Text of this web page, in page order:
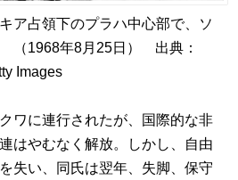
占領下のプラハ中心部で、ソ
（1968年8月25日） 出典：
Images
ワに連行されたが、国際的な非
はやむなく解放。しかし、自由
失い、同氏は翌年、失脚、保守